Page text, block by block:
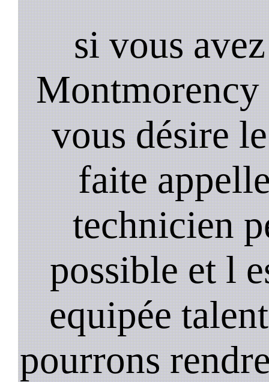
si vous
Montmorency
vous désire
faite
technicien
possible et l
equipée
pourrons